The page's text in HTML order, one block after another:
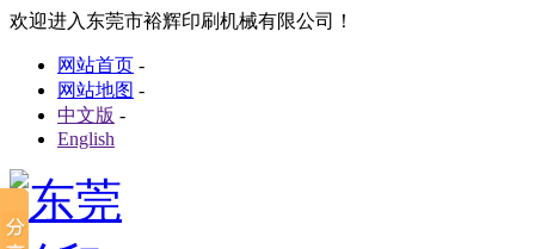
欢迎进入东莞市裕辉印刷机械有限公司！
网站首页 -
网站地图 -
中文版 -
English